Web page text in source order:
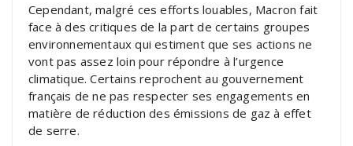
Cependant, malgré ces efforts louables, Macron fait
face à des critiques de la part de certains groupes
environnementaux qui estiment que ses actions ne
vont pas assez loin pour répondre à l’urgence
climatique. Certains reprochent au gouvernement
français de ne pas respecter ses engagements en
matière de réduction des émissions de gaz à effet
de serre.